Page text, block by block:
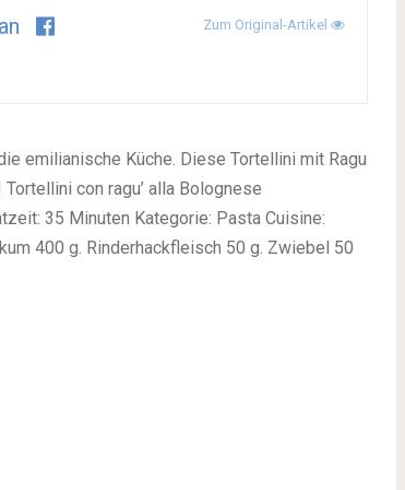
Zum Original-Artikel
emilianische Küche. Diese Tortellini mit Ragu
con ragu’ alla Bolognese
35 Minuten Kategorie: Pasta Cuisine:
400 g. Rinderhackfleisch 50 g. Zwiebel 50